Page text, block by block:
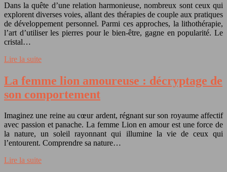
Dans la quête d’une relation harmonieuse, nombreux sont ceux qui
explorent diverses voies, allant des thérapies de couple aux pratiques
de développement personnel. Parmi ces approches, la lithothérapie,
l’art d’utiliser les pierres pour le bien-être, gagne en popularité. Le
cristal…
Lire la suite
La femme lion amoureuse : décryptage de
son comportement
Imaginez une reine au cœur ardent, régnant sur son royaume affectif
avec passion et panache. La femme Lion en amour est une force de
la nature, un soleil rayonnant qui illumine la vie de ceux qui
l’entourent. Comprendre sa nature…
Lire la suite